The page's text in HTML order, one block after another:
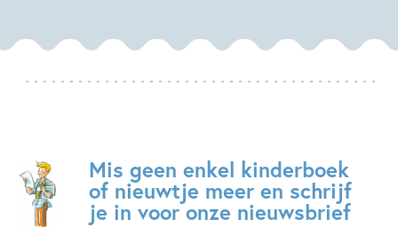
Mis geen enkel kinderboek
of nieuwtje meer en schrijf
je in voor onze nieuwsbrief